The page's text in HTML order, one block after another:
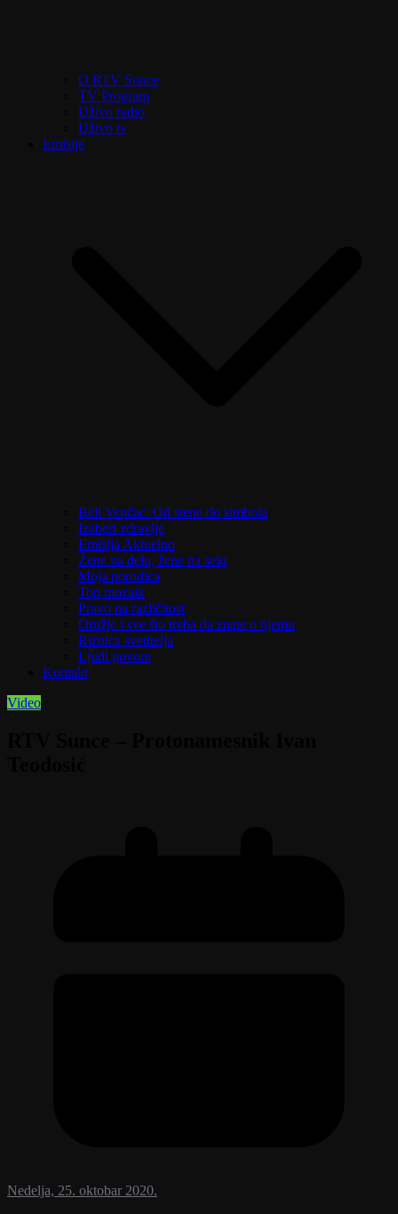
O RTV Sunce
TV Program
Uživo radio
Uživo tv
Emisije
Beli Venčac: Od stene do simbola
Izaberi zdravlje
Emisija Aktuelno
Žene na delu, žene na selu
Moja porodica
Top mozaik
Pravo na različitost
Oružje i sve što treba da znate o njemu
Riznica svetitelja
Ljudi govore
Kontakt
Video
Nedelja, 25. oktobar 2020.